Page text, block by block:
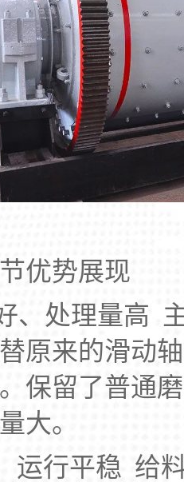
优势展现
、处理量高
原来的滑动
保留了普通
大。
运行平稳 给